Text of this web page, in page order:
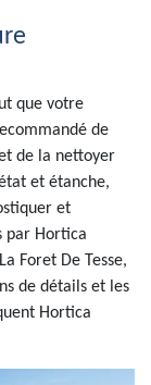
que votre
de
de la nettoyer
et étanche,
et
par Hortica
Foret De Tesse,
de détails et les
Hortica